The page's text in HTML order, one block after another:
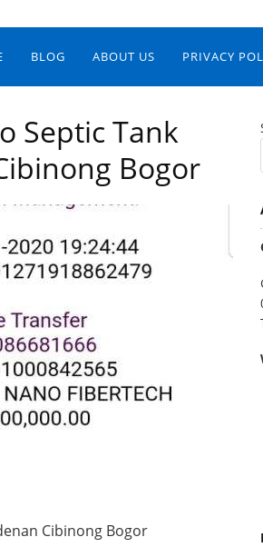
BLOG ABOUT US PRIVACY
Septic Tank
Bogor
Cibinong Bogor